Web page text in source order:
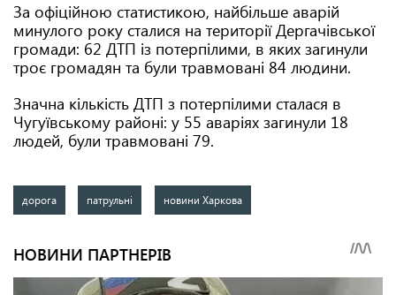
За офіційною статистикою, найбільше аварій
минулого року сталися на території Дергачівської
громади: 62 ДТП із потерпілими, в яких загинули
троє громадян та були травмовані 84 людини.
Значна кількість ДТП з потерпілими сталася в
Чугуївському районі: у 55 аваріях загинули 18
людей, були травмовані 79.
дорога патрульні новини Харкова